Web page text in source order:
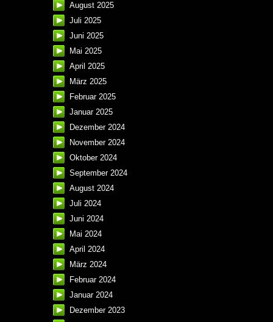
August 2025
Juli 2025
Juni 2025
Mai 2025
April 2025
März 2025
Februar 2025
Januar 2025
Dezember 2024
November 2024
Oktober 2024
September 2024
August 2024
Juli 2024
Juni 2024
Mai 2024
April 2024
März 2024
Februar 2024
Januar 2024
Dezember 2023